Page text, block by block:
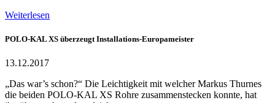
Weiterlesen
POLO-KAL XS überzeugt Installations-Europameister
13.12.2017
„Das war’s schon?“ Die Leichtigkeit mit welcher Markus Thurnes
die beiden POLO-KAL XS Rohre zusammenstecken konnte, hat